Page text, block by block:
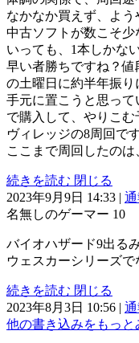
なかなか買えず、よう
中古ソフトが数こそ
いっても、1本しかな
早い者勝ちですね？
の土曜日に約半年振
手元に置こうと思って
で購入して、やりこむ
ヴィレッジの8周回です
ここまで周回したのは
続きを読む 閉じる
2023年9月9日 14:33 | 通
名無しのゲーマー 10
バイオハザード9出る
ウェスカーシリーズ
続きを読む 閉じる
2023年8月3日 10:56 | 通
他の書き込みをもっと